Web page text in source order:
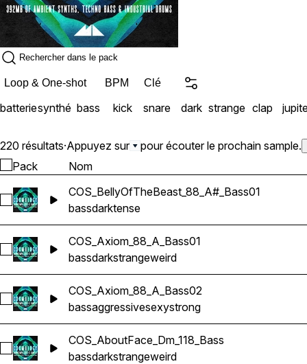
Loop & One-shot BPM Clé
batteriesynthé bass kick snare dark strange clap
220 résultats·Appuyez sur
pour écouter le prochain sample.
Pack
Nom
Sélectionnez COS_BellyOfTheBeast_88_A#_Bass01
COS_BellyOfTheBeast_88_A#_Bass01
bassdarktense
Sélectionnez COS_Axiom_88_A_Bass01
COS_Axiom_88_A_Bass01
bassdarkstrangeweird
Sélectionnez COS_Axiom_88_A_Bass02
COS_Axiom_88_A_Bass02
bassaggressivesexystrong
Sélectionnez COS_AboutFace_Dm_118_Bass
COS_AboutFace_Dm_118_Bass
bassdarkstrangeweird